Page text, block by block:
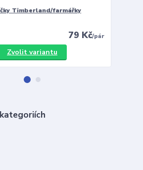
Timberland/farmářky
79 Kč/pár
Zvolit variantu